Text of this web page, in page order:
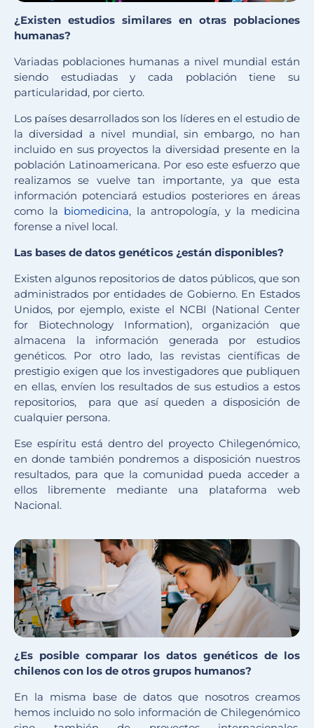
¿Existen estudios similares en otras poblaciones
humanas?
Variadas poblaciones humanas a nivel mundial están
siendo estudiadas y cada población tiene su
particularidad, por cierto.
Los países desarrollados son los líderes en el estudio de
la diversidad a nivel mundial, sin embargo, no han
incluido en sus proyectos la diversidad presente en la
población Latinoamericana. Por eso este esfuerzo que
realizamos se vuelve tan importante, ya que esta
información potenciará estudios posteriores en áreas
como la biomedicina, la antropología, y la medicina
forense a nivel local.
Las bases de datos genéticos ¿están disponibles?
Existen algunos repositorios de datos públicos, que son
administrados por entidades de Gobierno. En Estados
Unidos, por ejemplo, existe el NCBI (National Center
for Biotechnology Information), organización que
almacena la información generada por estudios
genéticos. Por otro lado, las revistas científicas de
prestigio exigen que los investigadores que publiquen
en ellas, envíen los resultados de sus estudios a estos
repositorios, para que así queden a disposición de
cualquier persona.
Ese espíritu está dentro del proyecto Chilegenómico,
en donde también pondremos a disposición nuestros
resultados, para que la comunidad pueda acceder a
ellos libremente mediante una plataforma web
Nacional.
¿Es posible comparar los datos genéticos de los
chilenos con los de otros grupos humanos?
En la misma base de datos que nosotros creamos
hemos incluido no solo información de Chilegenómico